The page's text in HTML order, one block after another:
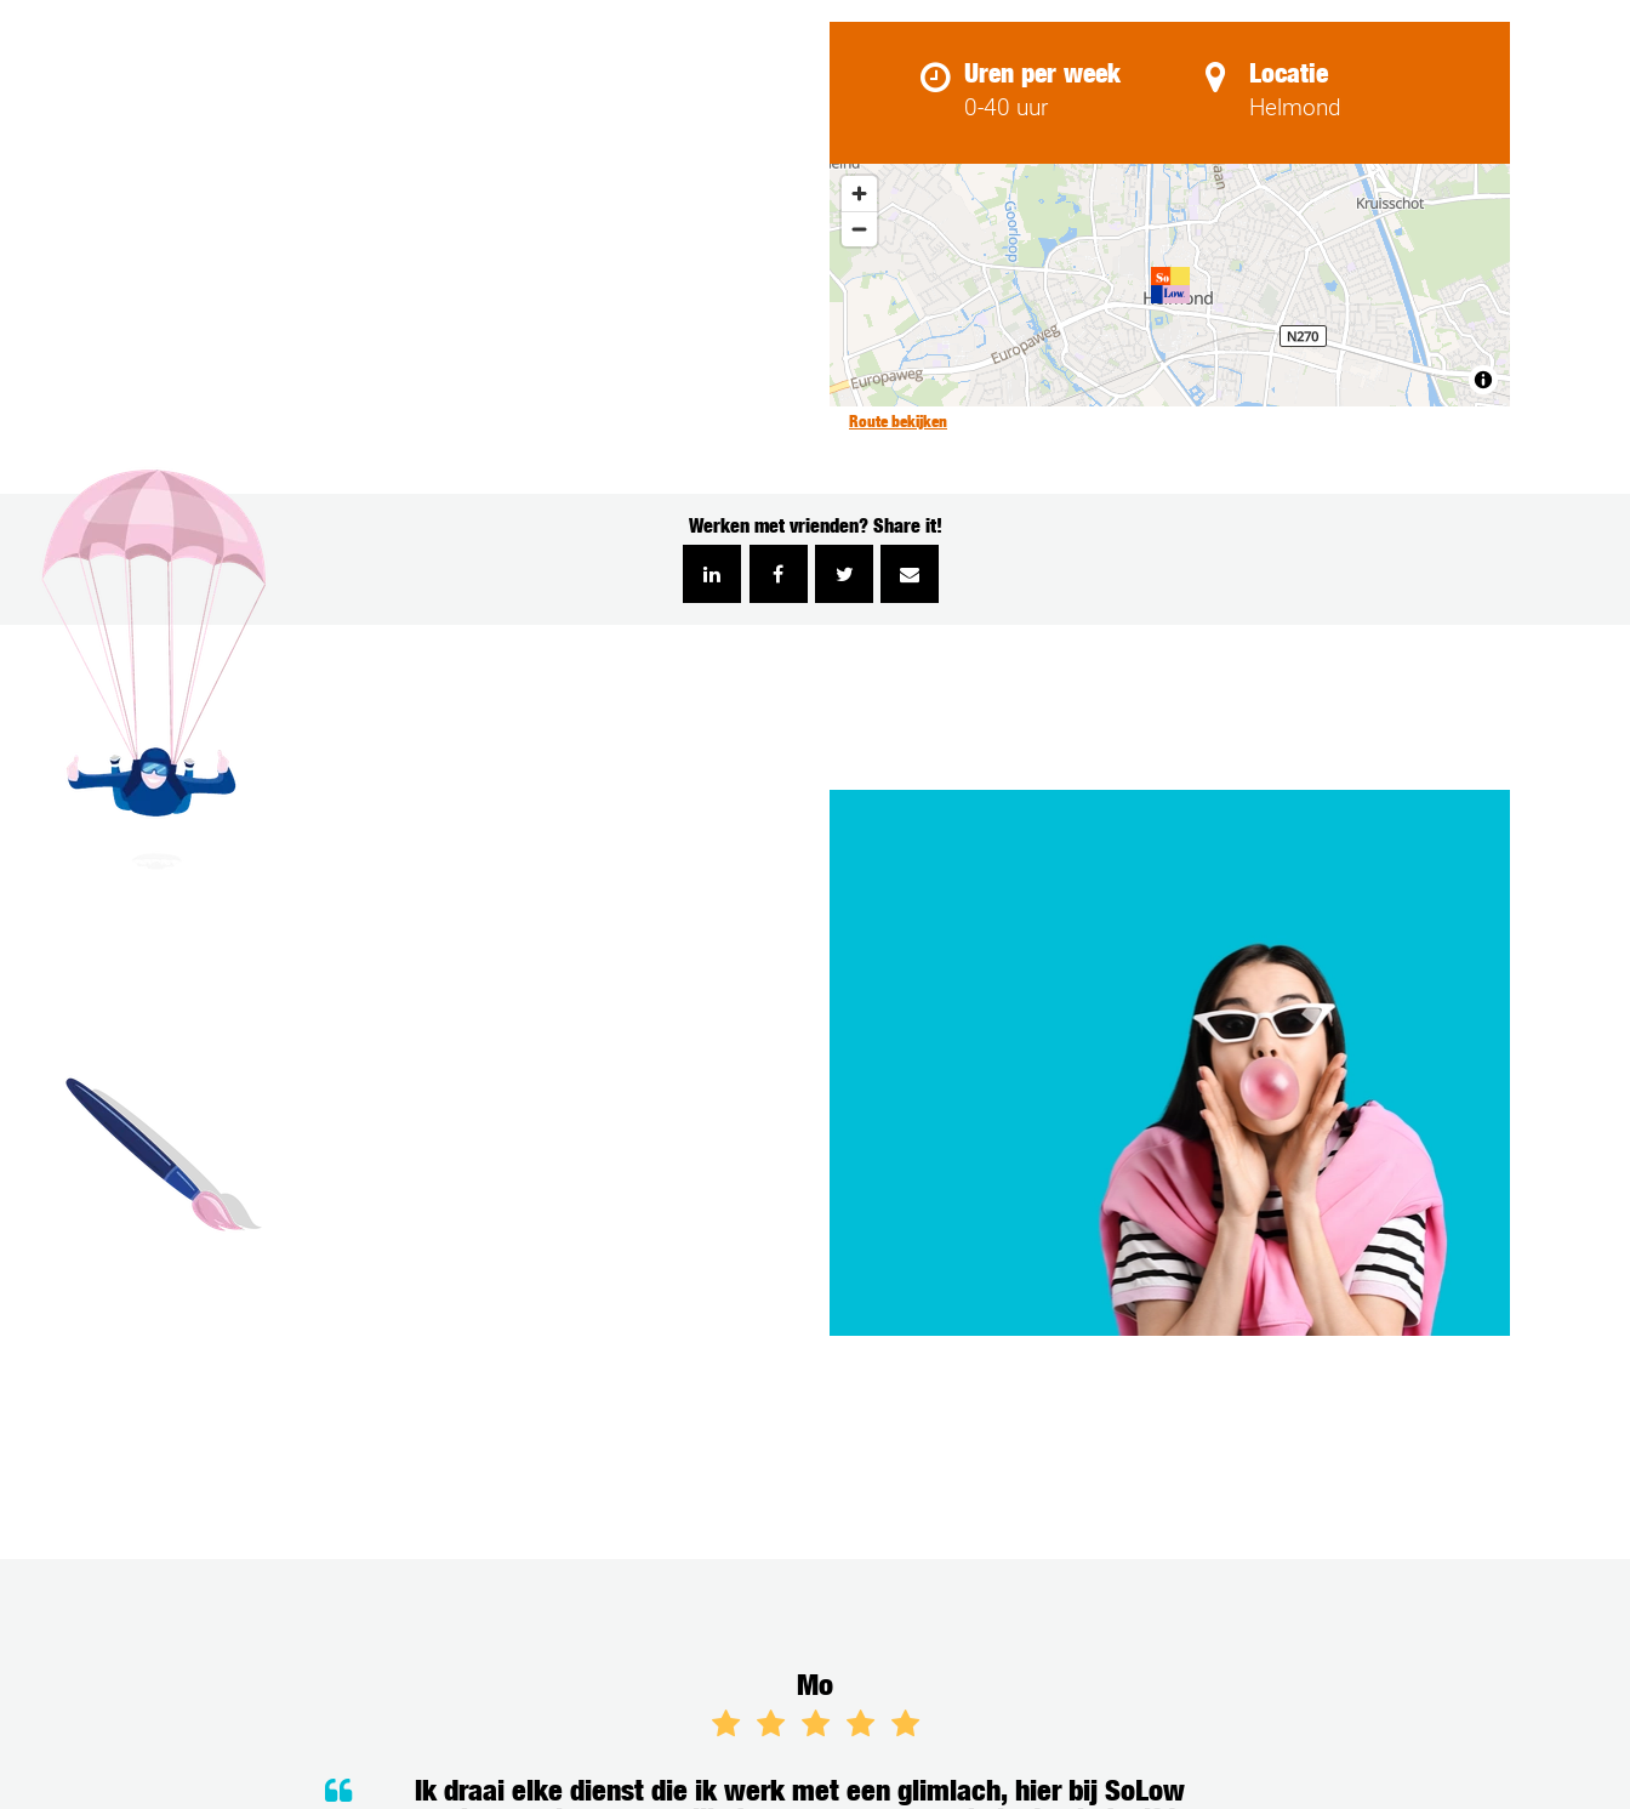
Uren per week
0-40 uur
Locatie
Helmond
Route bekijken
Werken met vrienden? Share it!
Mo
Ik draai elke dienst die ik werk met een glimlach, hier bij SoLow